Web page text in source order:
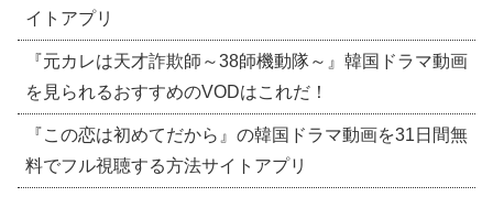
イトアプリ
『元カレは天才詐欺師～38師機動隊～』韓国ドラマ動画
を見られるおすすめのVODはこれだ！
『この恋は初めてだから』の韓国ドラマ動画を31日間無
料でフル視聴する方法サイトアプリ